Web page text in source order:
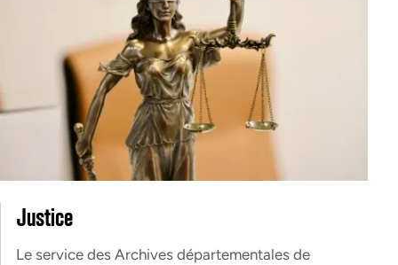
Justice
Le service des Archives départementales de